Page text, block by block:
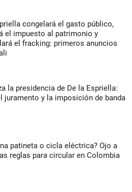
congelará el gasto público,
el impuesto al patrimonio y
el fracking: primeros anuncios
la presidencia de De la Espriella:
juramento y la imposición de banda
patineta o cicla eléctrica? Ojo a
reglas para circular en Colombia